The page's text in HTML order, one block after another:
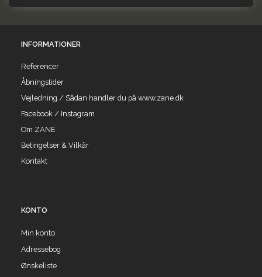
INFORMATIONER
Referencer
Åbningstider
Vejledning / Sådan handler du på www.zane.dk
Facebook / Instagram
Om ZANE
Betingelser & Vilkår
Kontakt
KONTO
Min konto
Adressebog
Ønskeliste